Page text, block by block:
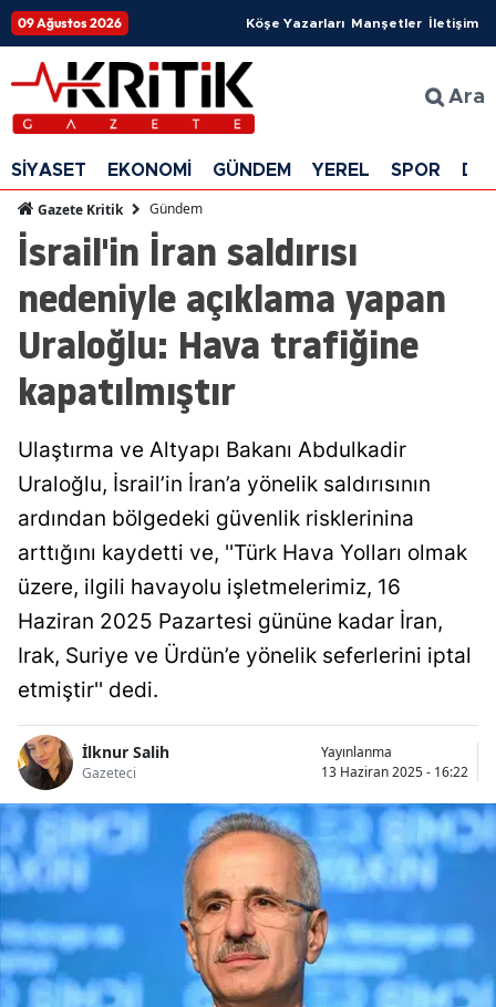
09 Ağustos 2026 Köşe Yazarları Manşetler İletişim
Ara
SİYASET EKONOMİ GÜNDEM YEREL SPOR
Gazete Kritik Gündem
İsrail'in İran saldırısı
nedeniyle açıklama yapan
Uraloğlu: Hava trafiğine
kapatılmıştır
Ulaştırma ve Altyapı Bakanı Abdulkadir
Uraloğlu, İsrail’in İran’a yönelik saldırısının
ardından bölgedeki güvenlik risklerinina
arttığını kaydetti ve, ''Türk Hava Yolları olmak
üzere, ilgili havayolu işletmelerimiz, 16
Haziran 2025 Pazartesi gününe kadar İran,
Irak, Suriye ve Ürdün’e yönelik seferlerini iptal
etmiştir'' dedi.
İlknur Salih
Gazeteci
Yayınlanma
13 Haziran 2025 - 16:22